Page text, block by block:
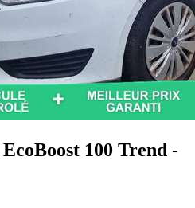
EcoBoost 100 Trend -